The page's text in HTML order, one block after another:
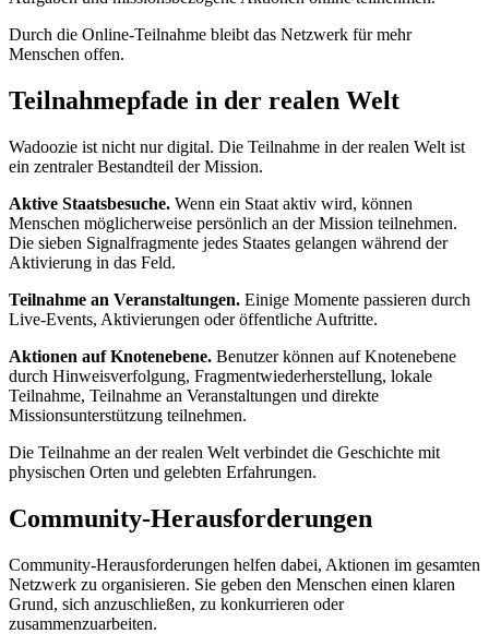
Durch die Online-Teilnahme bleibt das Netzwerk für mehr
Menschen offen.
Teilnahmepfade in der realen Welt
Wadoozie ist nicht nur digital. Die Teilnahme in der realen Welt ist
ein zentraler Bestandteil der Mission.
Aktive Staatsbesuche. Wenn ein Staat aktiv wird, können
Menschen möglicherweise persönlich an der Mission teilnehmen.
Die sieben Signalfragmente jedes Staates gelangen während der
Aktivierung in das Feld.
Teilnahme an Veranstaltungen. Einige Momente passieren durch
Live-Events, Aktivierungen oder öffentliche Auftritte.
Aktionen auf Knotenebene. Benutzer können auf Knotenebene
durch Hinweisverfolgung, Fragmentwiederherstellung, lokale
Teilnahme, Teilnahme an Veranstaltungen und direkte
Missionsunterstützung teilnehmen.
Die Teilnahme an der realen Welt verbindet die Geschichte mit
physischen Orten und gelebten Erfahrungen.
Community-Herausforderungen
Community-Herausforderungen helfen dabei, Aktionen im gesamten
Netzwerk zu organisieren. Sie geben den Menschen einen klaren
Grund, sich anzuschließen, zu konkurrieren oder
zusammenzuarbeiten.